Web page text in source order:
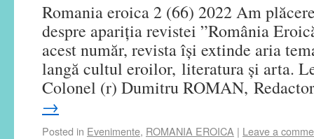
Romania eroica 2 (66) 2022 Am
despre apariția revistei ”România
acest număr, revista își extinde aria
langă cultul eroilor, literatura și arta.
Colonel (r) Dumitru ROMAN,
→
Posted in Evenimente, ROMANIA EROICA | Leave a